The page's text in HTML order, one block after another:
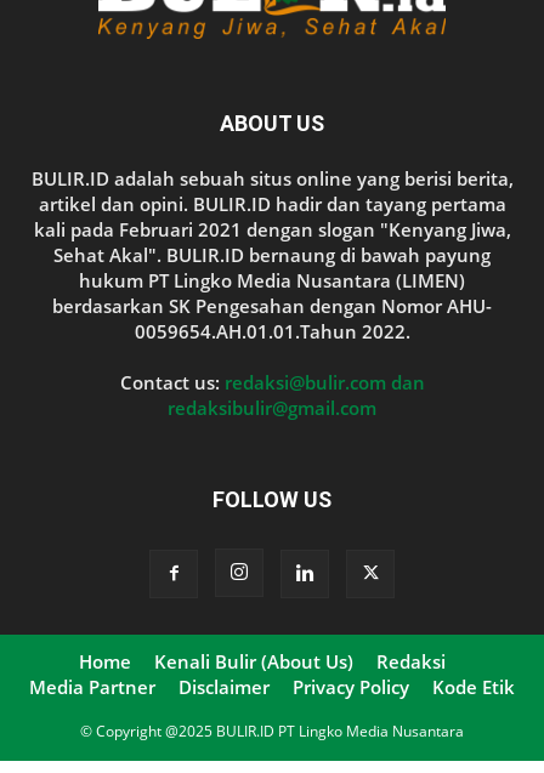
ABOUT US
BULIR.ID adalah sebuah situs online yang berisi berita,
artikel dan opini. BULIR.ID hadir dan tayang pertama
kali pada Februari 2021 dengan slogan "Kenyang Jiwa,
Sehat Akal". BULIR.ID bernaung di bawah payung
hukum PT Lingko Media Nusantara (LIMEN)
berdasarkan SK Pengesahan dengan Nomor AHU-
0059654.AH.01.01.Tahun 2022.
Contact us: redaksi@bulir.com dan
redaksibulir@gmail.com
FOLLOW US
Home Kenali Bulir (About Us)
Redaksi
Media Partner
Disclaimer Privacy Policy Kode Etik
© Copyright @2025 BULIR.ID PT Lingko Media Nusantara